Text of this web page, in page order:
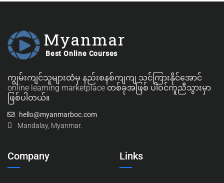
Myanmar
Best Online Courses
ကျွမ်းကျင်သူများထံမှ နည်းစနစ်ကျကျ သင်ကြားနိုင်အောင်
online learning marketplace တစ်ခုအဖြစ် ပါဝင်ကူညီသွားမှာ
ဖြစ်ပါတယ်။
hello@myanmarboc.com
Mandalay, Myanmar.
Company Links